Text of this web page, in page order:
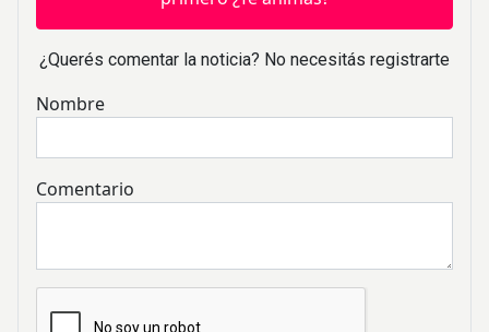
¿Querés comentar la noticia? No necesitás registrarte
Nombre
Comentario